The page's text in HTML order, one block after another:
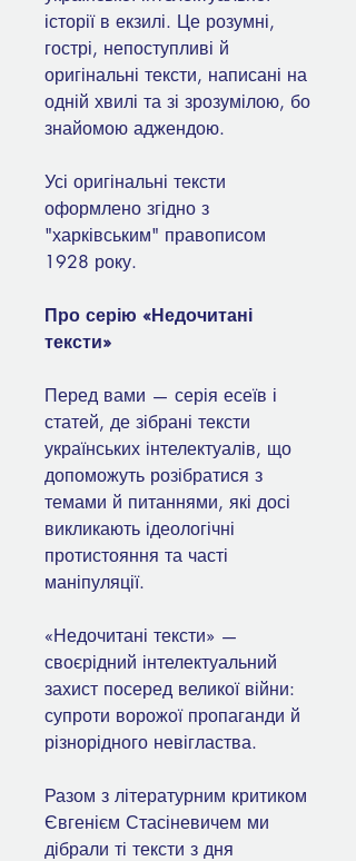
історії в екзилі. Це розумні,
гострі, непоступливі й
оригінальні тексти, написані на
одній хвилі та зі зрозумілою, бо
знайомою аджендою.
Усі оригінальні тексти
оформлено згідно з
"харківським" правописом
1928 року.
Про серію «Недочитані
тексти»
Перед вами — серія есеїв і
статей, де зібрані тексти
українських інтелектуалів, що
допоможуть розібратися з
темами й питаннями, які досі
викликають ідеологічні
протистояння та часті
маніпуляції.
«Недочитані тексти» —
своєрідний інтелектуальний
захист посеред великої війни:
супроти ворожої пропаганди й
різнорідного невігластва.
Разом з літературним критиком
Євгенієм Стасіневичем ми
дібрали ті тексти з дня